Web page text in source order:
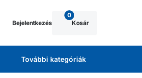
Bejelentkezés
0
Kosár
További kategóriák